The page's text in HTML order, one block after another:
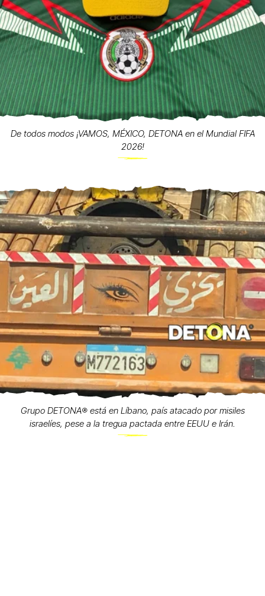
De todos modos ¡VAMOS, MÉXICO, DETONA en el Mundial FIFA
2026!
Grupo DETONA®️ está en Líbano, país atacado por misiles
israelíes, pese a la tregua pactada entre EEUU e Irán.